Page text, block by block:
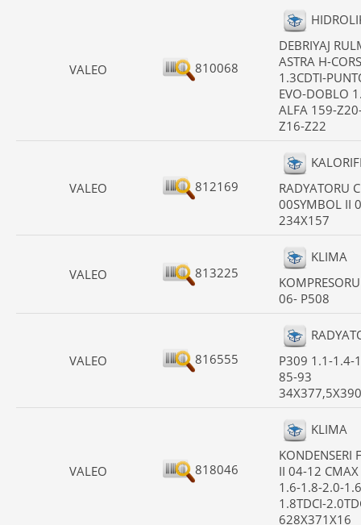
VALEO 810068
DEBRIYAJ
ASTRA H-
1.3CDTI-
EVO-DOBLO
ALFA 159-
Z16-Z22
VALEO 812169
RADYATORU
00SYMBOL II
234X157
VALEO 813225
KLIMA
06- P508
VALEO 816555
P309 1.1-1.4-
85-93
34X377,5X390
VALEO 818046
KLIMA
KONDENSERI
II 04-12
1.6-1.8-2.0-
1.8TDCI-
628X371X16